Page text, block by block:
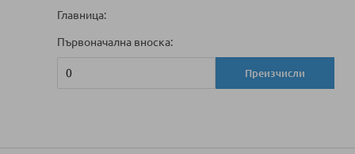
Главница:
Първоначална вноска:
Преизчисли